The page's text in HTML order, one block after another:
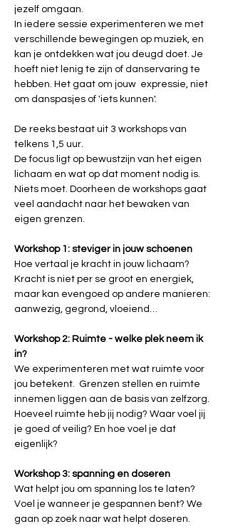
jezelf omgaan.
In iedere sessie experimenteren we met
verschillende bewegingen op muziek, en
kan je ontdekken wat jou deugd doet. Je
hoeft niet lenig te zijn of danservaring te
hebben. Het gaat om jouw  expressie, niet
om danspasjes of 'iets kunnen'.
De reeks bestaat uit 3 workshops van
telkens 1,5 uur.
De focus ligt op bewustzijn van het eigen
lichaam en wat op dat moment nodig is.
Niets moet. Doorheen de workshops gaat
veel aandacht naar het bewaken van
eigen grenzen.
Workshop 1: steviger in jouw schoenen
Hoe vertaal je kracht in jouw lichaam?
Kracht is niet per se groot en energiek,
maar kan evengoed op andere manieren:
aanwezig, gegrond, vloeiend…
Workshop 2: Ruimte - welke plek neem ik
in?
We experimenteren met wat ruimte voor
jou betekent.  Grenzen stellen en ruimte
innemen liggen aan de basis van zelfzorg.
Hoeveel ruimte heb jij nodig? Waar voel jij
je goed of veilig? En hoe voel je dat
eigenlijk?
Workshop 3: spanning en doseren
Wat helpt jou om spanning los te laten?
Voel je wanneer je gespannen bent? We
gaan op zoek naar wat helpt doseren.